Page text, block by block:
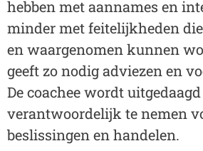
hebben met aannames en
minder met feitelijkheden
en waargenomen kunnen
geeft zo nodig adviezen en
De coachee wordt
verantwoordelijk te nemen
beslissingen en handelen.